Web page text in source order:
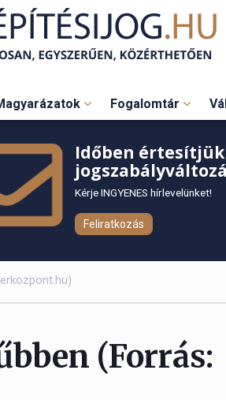
Fogalomtár
Időben
Kérje INGYENES hírlevelünket!
Feliratkozás
(Forrás: